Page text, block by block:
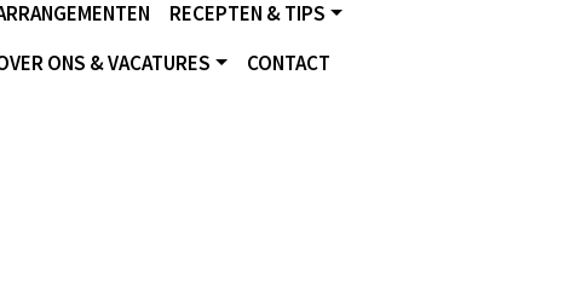
RECEPTEN & TIPS
ONS & VACATURES
CONTACT